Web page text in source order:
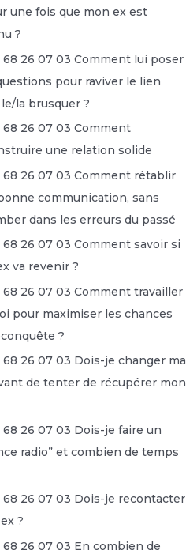
une fois que mon ex est
?
68 26 07 03 Comment lui poser
pour raviver le lien
la brusquer ?
68 26 07 03 Comment
une relation solide
68 26 07 03 Comment rétablir
communication, sans
dans les erreurs du passé
68 26 07 03 Comment savoir si
va revenir ?
68 26 07 03 Comment travailler
pour maximiser les chances
?
68 26 07 03 Dois-je changer ma
de tenter de récupérer mon
68 26 07 03 Dois-je faire un
radio” et combien de temps
68 26 07 03 Dois-je recontacter
?
68 26 07 03 En combien de